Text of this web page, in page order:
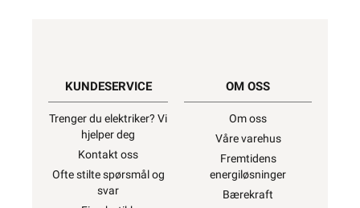
KUNDESERVICE
Trenger du elektriker? Vi
hjelper deg
Kontakt oss
Ofte stilte spørsmål og
svar
OM OSS
Om oss
Våre varehus
Fremtidens
energiløsninger
Bærekraft